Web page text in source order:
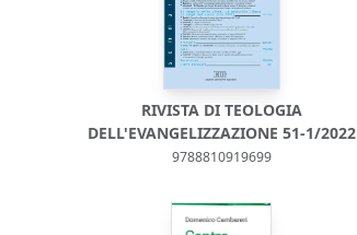
RIVISTA DI TEOLOGIA
DELL'EVANGELIZZAZIONE 51-1/2022
9788810919699